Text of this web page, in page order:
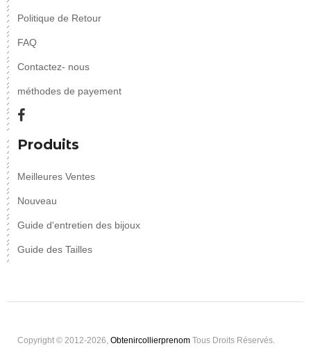
Politique de Retour
FAQ
Contactez- nous
méthodes de payement
Produits
Meilleures Ventes
Nouveau
Guide d'entretien des bijoux
Guide des Tailles
Copyright © 2012-2026, Obtenircollierprenom Tous Droits Réservés.